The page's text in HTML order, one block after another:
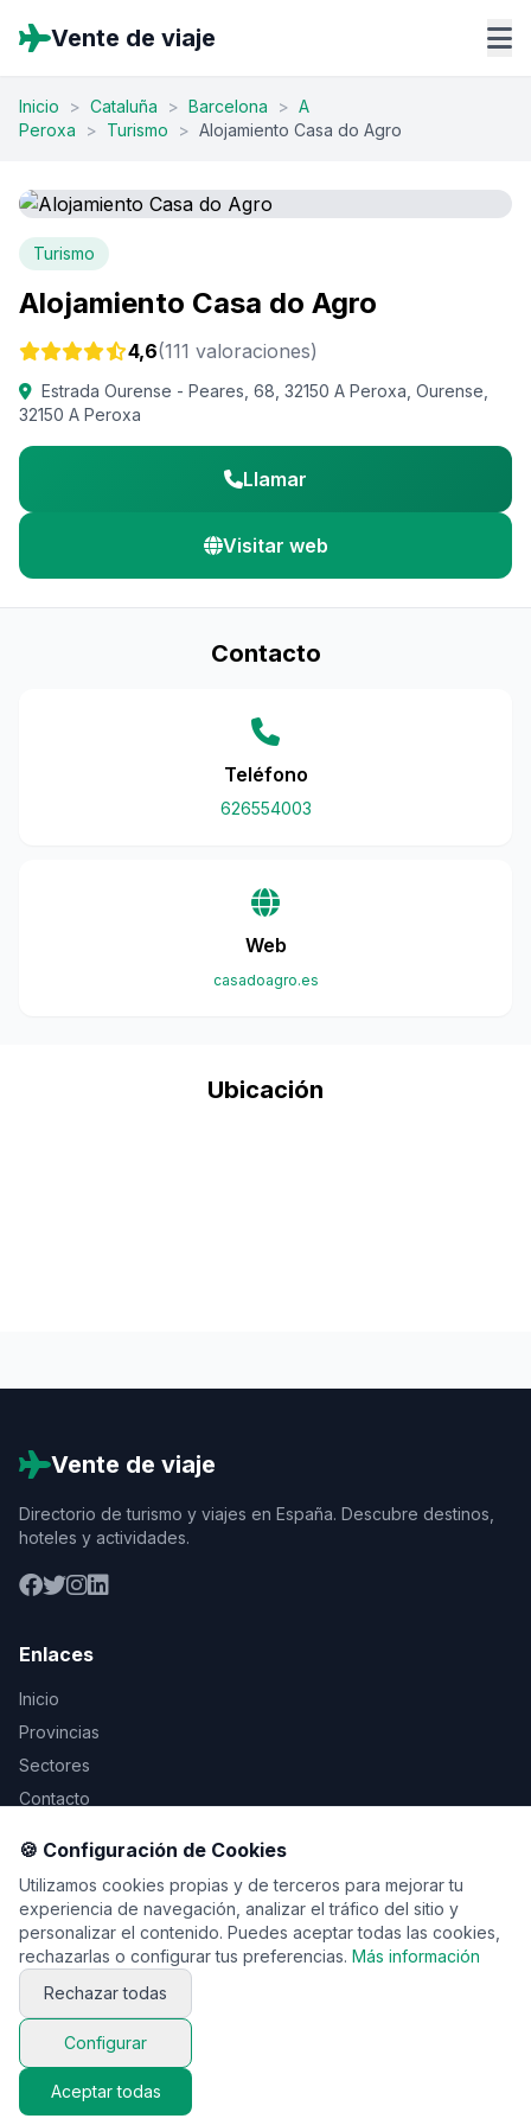
Vente de viaje
Inicio > Cataluña > Barcelona > A
Peroxa
> Turismo > Alojamiento Casa do Agro
Turismo
Alojamiento Casa do Agro
4,6(111 valoraciones)
Estrada Ourense - Peares, 68, 32150 A Peroxa, Ourense,
32150 A Peroxa
Llamar
Visitar web
Contacto
Teléfono
626554003
Web
casadoagro.es
Ubicación
Vente de viaje
Directorio de turismo y viajes en España. Descubre destinos,
hoteles y actividades.
Enlaces
Inicio
Provincias
Sectores
Contacto
Legal
Aviso Legal
Privacidad
Cookies
© 2026 Vente de viaje. Todos los derechos reservados.
🍪 Configuración de Cookies
Utilizamos cookies propias y de terceros para mejorar tu
experiencia de navegación, analizar el tráfico del sitio y
personalizar el contenido. Puedes aceptar todas las cookies,
rechazarlas o configurar tus preferencias. Más información
Rechazar todas
Configurar
Aceptar todas